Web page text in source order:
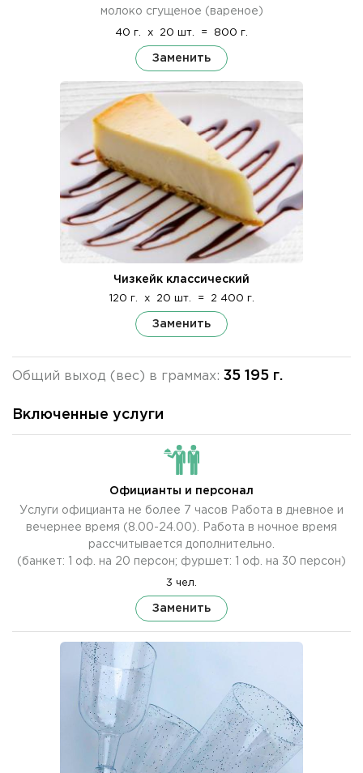
молоко сгущеное (вареное)
40 г. x 20 шт. = 800 г.
Заменить
Чизкейк классический
120 г. x 20 шт. = 2 400 г.
Заменить
Общий выход (вес) в граммах: 35 195 г.
Включенные услуги
Официанты и персонал
Услуги официанта не более 7 часов Работа в дневное и
вечернее время (8.00-24.00). Работа в ночное время
рассчитывается дополнительно.
(банкет: 1 оф. на 20 персон; фуршет: 1 оф. на 30 персон)
3 чел.
Заменить